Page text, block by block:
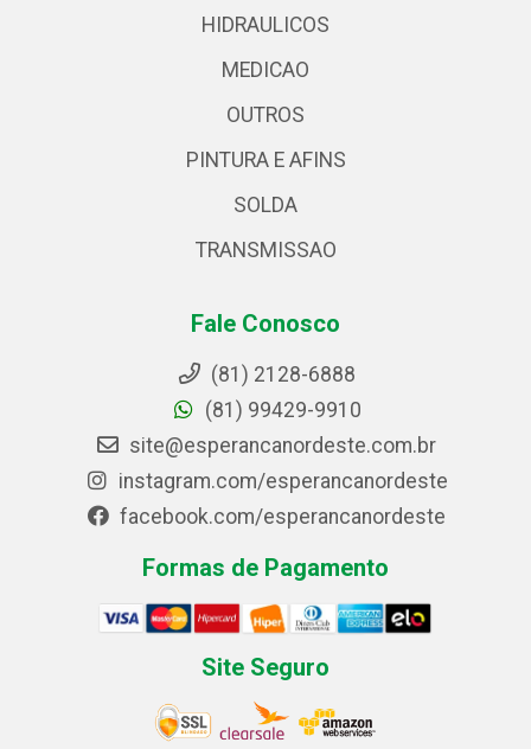
HIDRAULICOS
MEDICAO
OUTROS
PINTURA E AFINS
SOLDA
TRANSMISSAO
Fale Conosco
(81) 2128-6888
(81) 99429-9910
site@esperancanordeste.com.br
instagram.com/esperancanordeste
facebook.com/esperancanordeste
Formas de Pagamento
Site Seguro